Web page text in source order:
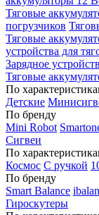
Тяговые
погрузчиков
Тяговые
устройства для
Зарядное
Тяговые
По
Детские
По бренду
Mini Robot
Сигвеи
По
Космос С ручкой
По бренду
Smart Balance
Гироскутеры